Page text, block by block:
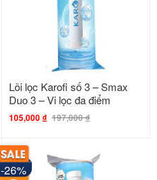
Lõi lọc Karofi số 3 – Smax
Duo 3 – Vi lọc đa điểm
105,000₫ 197,000₫
-26%